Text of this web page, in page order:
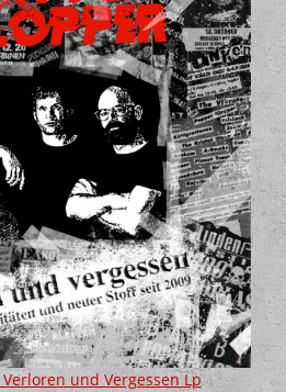
und Vergessen Lp